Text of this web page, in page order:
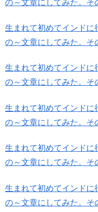
の～文章にしてみた。そ
生まれて初めてインドに
の～文章にしてみた。そ
生まれて初めてインドに
の～文章にしてみた。そ
生まれて初めてインドに
の～文章にしてみた。そ
生まれて初めてインドに
の～文章にしてみた。そ
生まれて初めてインドに
の～文章にしてみた。そ